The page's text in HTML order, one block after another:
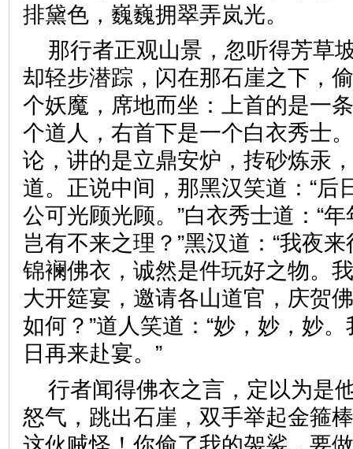
排黛色，巍巍拥翠弄岚光。
那行者正观山景，忽听得芳草
却轻步潜踪，闪在那石崖之下，
个妖魔，席地而坐：上首的是一
个道人，右首下是一个白衣秀士
论，讲的是立鼎安炉，抟砂炼汞
道。正说中间，那黑汉笑道：“后
公可光顾光顾。”白衣秀士道：“
岂有不来之理？”黑汉道：“我夜
锦襕佛衣，诚然是件玩好之物。
大开筵宴，邀请各山道官，庆贺
如何？”道人笑道：“妙，妙，妙
日再来赴宴。”
行者闻得佛衣之言，定以为是
怒气，跳出石崖，双手举起金箍